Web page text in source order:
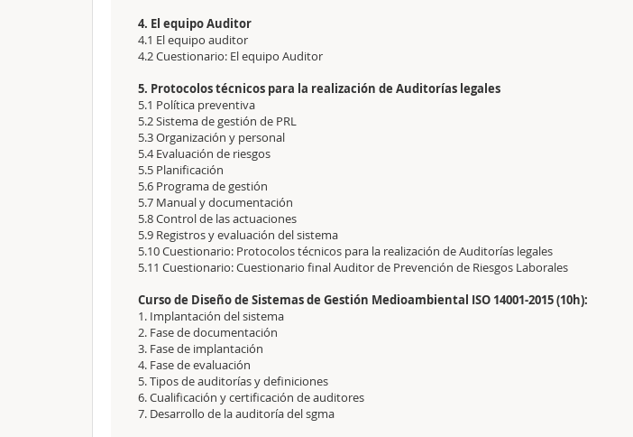
4. El equipo Auditor
4.1 El equipo auditor
4.2 Cuestionario: El equipo Auditor
5. Protocolos técnicos para la realización de Auditorías legales
5.1 Política preventiva
5.2 Sistema de gestión de PRL
5.3 Organización y personal
5.4 Evaluación de riesgos
5.5 Planificación
5.6 Programa de gestión
5.7 Manual y documentación
5.8 Control de las actuaciones
5.9 Registros y evaluación del sistema
5.10 Cuestionario: Protocolos técnicos para la realización de Auditorías legales
5.11 Cuestionario: Cuestionario final Auditor de Prevención de Riesgos Laborales
Curso de Diseño de Sistemas de Gestión Medioambiental ISO 14001-2015 (10h):
1. Implantación del sistema
2. Fase de documentación
3. Fase de implantación
4. Fase de evaluación
5. Tipos de auditorías y definiciones
6. Cualificación y certificación de auditores
7. Desarrollo de la auditoría del sgma